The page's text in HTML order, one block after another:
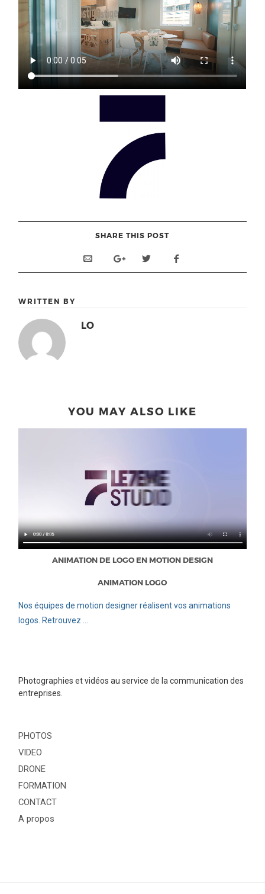
SHARE THIS POST
WRITTEN BY
LO
YOU MAY ALSO LIKE
ANIMATION DE LOGO EN MOTION DESIGN
ANIMATION LOGO
Nos équipes de motion designer réalisent vos animations
logos. Retrouvez ...
Photographies et vidéos au service de la communication des
entreprises.
PHOTOS
VIDEO
DRONE
FORMATION
CONTACT
A propos